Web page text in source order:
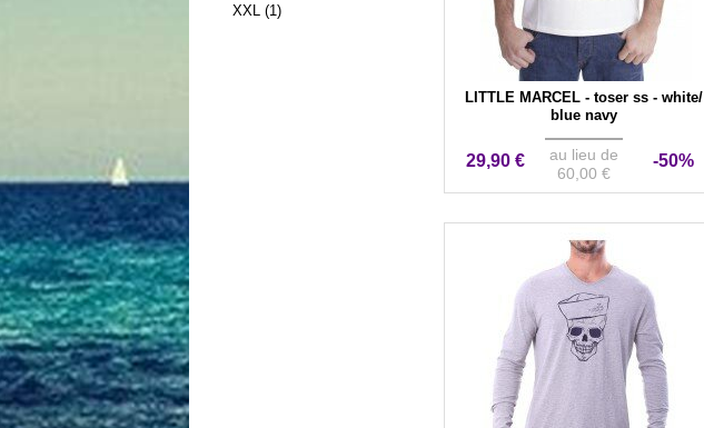
XXL (1)
LITTLE MARCEL - toser ss - white/
blue navy
29,90 €
au lieu de
60,00 €
-50%